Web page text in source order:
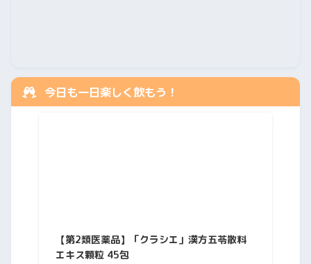
今日も一日楽しく飲もう！
【第2類医薬品】「クラシエ」漢方五苓散料
エキス顆粒 45包